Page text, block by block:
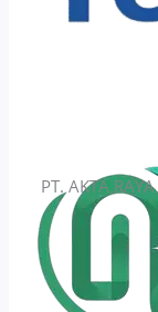
PT. AKTA